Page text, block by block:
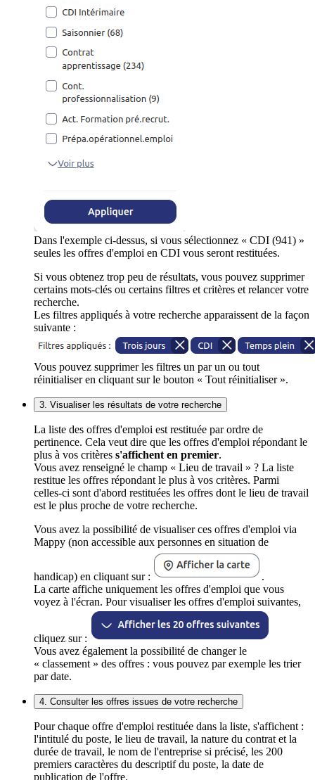
Dans l'exemple ci-dessus, si vous sélectionnez « CDI (941) »
seules les offres d'emploi en CDI vous seront restituées.
Si vous obtenez trop peu de résultats, vous pouvez supprimer
certains mots-clés ou certains filtres et critères et relancer votre
recherche.
Les filtres appliqués à votre recherche apparaissent de la façon
suivante :
Vous pouvez supprimer les filtres un par un ou tout
réinitialiser en cliquant sur le bouton « Tout réinitialiser ».
3. Visualiser les résultats de votre recherche
La liste des offres d'emploi est restituée par ordre de
pertinence. Cela veut dire que les offres d'emploi répondant le
plus à vos critères s'affichent en premier.
Vous avez renseigné le champ « Lieu de travail » ? La liste
restitue les offres répondant le plus à vos critères. Parmi
celles-ci sont d'abord restituées les offres dont le lieu de travail
est le plus proche de votre recherche.
Vous avez la possibilité de visualiser ces offres d'emploi via
Mappy (non accessible aux personnes en situation de
handicap) en cliquant sur :
.
La carte affiche uniquement les offres d'emploi que vous
voyez à l'écran. Pour visualiser les offres d'emploi suivantes,
cliquez sur :
Vous avez également la possibilité de changer le
« classement » des offres : vous pouvez par exemple les trier
par date.
4. Consulter les offres issues de votre recherche
Pour chaque offre d'emploi restituée dans la liste, s'affichent :
l'intitulé du poste, le lieu de travail, la nature du contrat et la
durée de travail, le nom de l'entreprise si précisé, les 200
premiers caractères du descriptif du poste, la date de
publication de l'offre.